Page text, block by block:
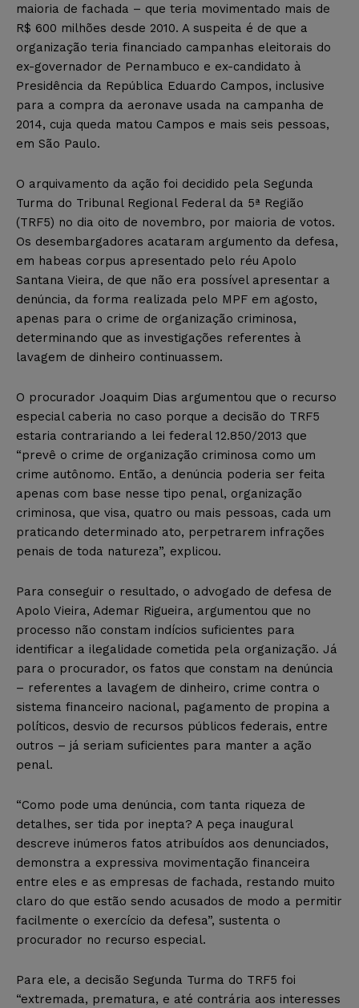
maioria de fachada – que teria movimentado mais de
R$ 600 milhões desde 2010. A suspeita é de que a
organização teria financiado campanhas eleitorais do
ex-governador de Pernambuco e ex-candidato à
Presidência da República Eduardo Campos, inclusive
para a compra da aeronave usada na campanha de
2014, cuja queda matou Campos e mais seis pessoas,
em São Paulo.
O arquivamento da ação foi decidido pela Segunda
Turma do Tribunal Regional Federal da 5ª Região
(TRF5) no dia oito de novembro, por maioria de votos.
Os desembargadores acataram argumento da defesa,
em habeas corpus apresentado pelo réu Apolo
Santana Vieira, de que não era possível apresentar a
denúncia, da forma realizada pelo MPF em agosto,
apenas para o crime de organização criminosa,
determinando que as investigações referentes à
lavagem de dinheiro continuassem.
O procurador Joaquim Dias argumentou que o recurso
especial caberia no caso porque a decisão do TRF5
estaria contrariando a lei federal 12.850/2013 que
“prevê o crime de organização criminosa como um
crime autônomo. Então, a denúncia poderia ser feita
apenas com base nesse tipo penal, organização
criminosa, que visa, quatro ou mais pessoas, cada um
praticando determinado ato, perpetrarem infrações
penais de toda natureza”, explicou.
Para conseguir o resultado, o advogado de defesa de
Apolo Vieira, Ademar Rigueira, argumentou que no
processo não constam indícios suficientes para
identificar a ilegalidade cometida pela organização. Já
para o procurador, os fatos que constam na denúncia
– referentes a lavagem de dinheiro, crime contra o
sistema financeiro nacional, pagamento de propina a
políticos, desvio de recursos públicos federais, entre
outros – já seriam suficientes para manter a ação
penal.
“Como pode uma denúncia, com tanta riqueza de
detalhes, ser tida por inepta? A peça inaugural
descreve inúmeros fatos atribuídos aos denunciados,
demonstra a expressiva movimentação financeira
entre eles e as empresas de fachada, restando muito
claro do que estão sendo acusados de modo a permitir
facilmente o exercício da defesa”, sustenta o
procurador no recurso especial.
Para ele, a decisão Segunda Turma do TRF5 foi
“extremada, prematura, e até contrária aos interesses